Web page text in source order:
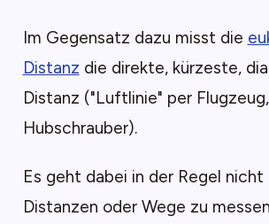
Im Gegensatz dazu misst die
Distanz die direkte, kürzeste,
Distanz ("Luftlinie" per Flugzeug,
Hubschrauber).
Es geht dabei in der Regel
Distanzen oder Wege zu